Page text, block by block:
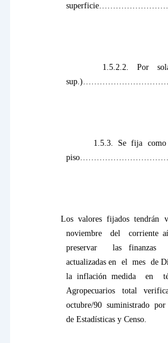
1.5.2.2. Por
1.5.3. Se fija como
Los valores fijados tendrán
noviembre
del
corriente
preservar
las finanzas
actualizadas en el mes de
la inflación medida
en
Agropecuarios total
octubre/90 suministrado por
de Estadísticas y Censo.